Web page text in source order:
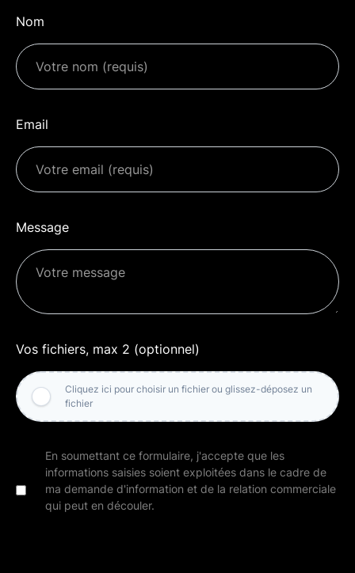
Nom
Email
Message
Vos fichiers, max 2 (optionnel)
Cliquez ici pour choisir un fichier ou glissez-déposez un
fichier
En soumettant ce formulaire, j'accepte que les
informations saisies soient exploitées dans le cadre de
ma demande d'information et de la relation commerciale
qui peut en découler.